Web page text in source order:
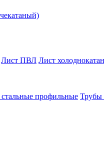
Лист ПВЛ Лист
профильные Трубы